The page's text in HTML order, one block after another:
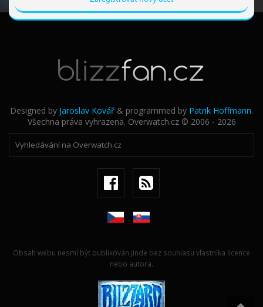
Designed by Jaroslav Kovář & programmed by Patrik Hoffmann.
Všechna práva vyhrazena. Overwatch.cz © 2006 - 2026
Obsah webu nesmí být publikován jinde bez souhlasu vlastníka licence
nebo autora.